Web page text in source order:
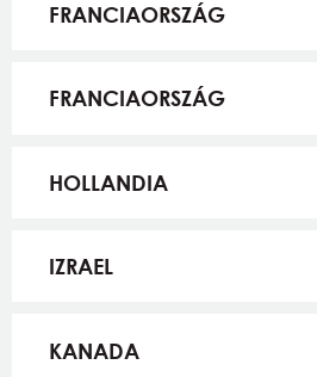
FRANCIAORSZÁG
FRANCIAORSZÁG
HOLLANDIA
IZRAEL
KANADA